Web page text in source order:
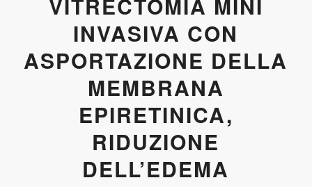
INVASIVA CON
ASPORTAZIONE DELLA
MEMBRANA
EPIRETINICA,
RIDUZIONE
DELL’EDEMA